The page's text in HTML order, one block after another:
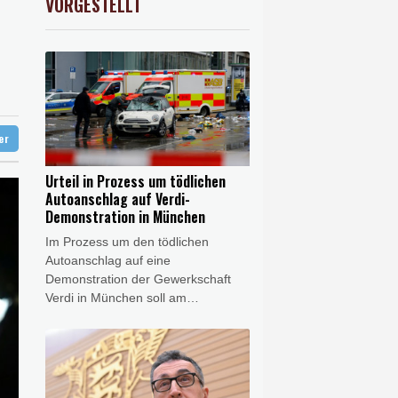
eingeschlagen
dann doch gestorben
Gegenmaßnahmen
1.15%
Urteil in Prozess um tödlichen
Autoanschlag auf Verdi-
Demonstration in München
Im Prozess um den tödlichen
Autoanschlag auf eine
Demonstration der Gewerkschaft
Verdi in München soll am
gesprochen werden. Die
Bundesanwaltschaft wirft dem aus
Afghanistan stammenden Farhad N.
in dem vor dem Münchner